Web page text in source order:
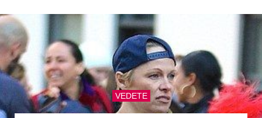
VEDETE